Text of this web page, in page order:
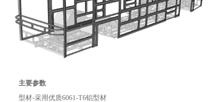
主要参数
型材-采用优质6061-T6铝型材